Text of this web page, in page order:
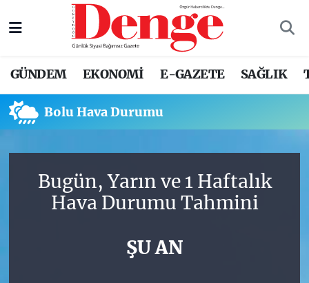
GÜNDEM EKONOMİ E-GAZETE SAĞLIK
Bolu Hava Durumu
Bugün, Yarın ve 1 Haftalık
Hava Durumu Tahmini
ŞU AN
Nöbetçi Eczaneler
Trafik Durumu
Süper Lig Puan Durumu ve Fikstür
Tüm Manşetler